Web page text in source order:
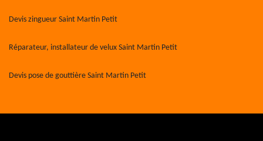
Devis zingueur Saint Martin Petit
Réparateur, installateur de velux Saint Martin Petit
Devis pose de gouttière Saint Martin Petit